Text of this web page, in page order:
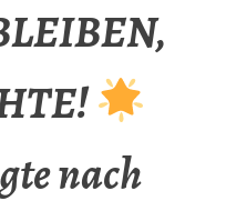
nach